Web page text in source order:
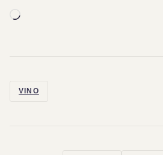
Cargando...
VINO